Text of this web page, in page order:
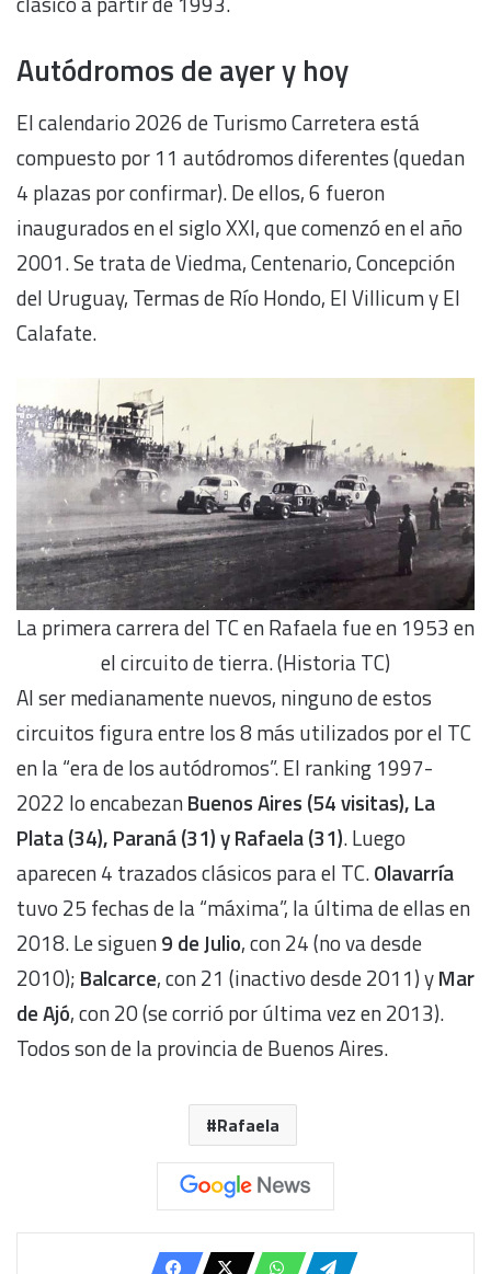
Autódromos de ayer y hoy
El calendario 2026 de Turismo Carretera está
compuesto por 11 autódromos diferentes (quedan
4 plazas por confirmar). De ellos, 6 fueron
inaugurados en el siglo XXI, que comenzó en el año
2001. Se trata de Viedma, Centenario, Concepción
del Uruguay, Termas de Río Hondo, El Villicum y El
Calafate.
La primera carrera del TC en Rafaela fue en 1953 en
el circuito de tierra. (Historia TC)
Al ser medianamente nuevos, ninguno de estos
circuitos figura entre los 8 más utilizados por el TC
en la “era de los autódromos”. El ranking 1997-
2022 lo encabezanBuenos Aires (54 visitas), La
Plata (34), Paraná (31) y Rafaela (31). Luego
aparecen 4 trazados clásicos para el TC.Olavarría
tuvo 25 fechas de la “máxima”, la última de ellas en
2018. Le siguen9 de Julio, con 24 (no va desde
2010); Balcarce, con 21 (inactivo desde 2011) yMar
de Ajó, con 20 (se corrió por última vez en 2013).
Todos son de la provincia de Buenos Aires.
Rafaela